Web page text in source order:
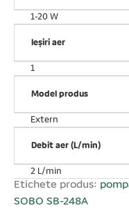
funcționare foarte
labirint intern ce
de utilizat. Putere
2 L/min. Numărul
1-20 W
Ieșiri aer
1
Model produs
Extern
Debit aer (L/min)
2 L/min
Etichete produs:
SOBO SB-248A